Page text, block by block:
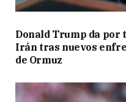
Donald Trump da por
Irán tras nuevos
de Ormuz